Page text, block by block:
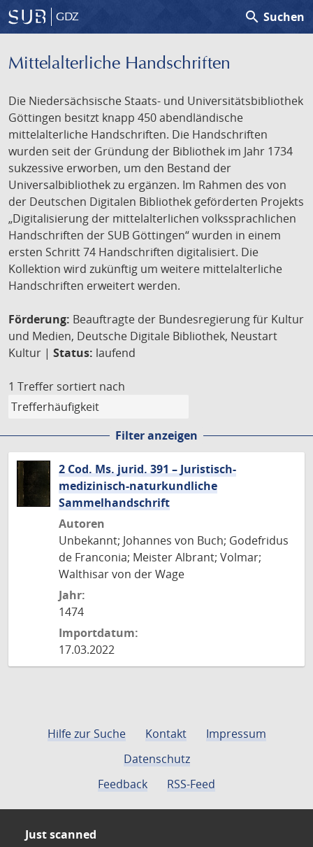
GDZ search Suchen
Mittelalterliche Handschriften
Die Niedersächsische Staats- und Universitätsbibliothek
Göttingen besitzt knapp 450 abendländische
mittelalterliche Handschriften. Die Handschriften
wurden seit der Gründung der Bibliothek im Jahr 1734
sukzessive erworben, um den Bestand der
Universalbibliothek zu ergänzen. Im Rahmen des von
der Deutschen Digitalen Bibliothek geförderten Projekts
„Digitalisierung der mittelalterlichen volkssprachlichen
Handschriften der SUB Göttingen“ wurden in einem
ersten Schritt 74 Handschriften digitalisiert. Die
Kollektion wird zukünftig um weitere mittelalterliche
Handschriften erweitert werden.
Förderung: Beauftragte der Bundesregierung für Kultur
und Medien, Deutsche Digitale Bibliothek, Neustart
Kultur | Status: laufend
1 Treffer sortiert nach
Filter anzeigen
2 Cod. Ms. jurid. 391 – Juristisch-
medizinisch-naturkundliche
Sammelhandschrift
Autoren
Unbekannt; Johannes von Buch; Godefridus
de Franconia; Meister Albrant; Volmar;
Walthisar von der Wage
Jahr:
1474
Importdatum:
17.03.2022
Hilfe zur Suche Kontakt
Impressum
Datenschutz
Feedback
RSS-Feed
Just scanned